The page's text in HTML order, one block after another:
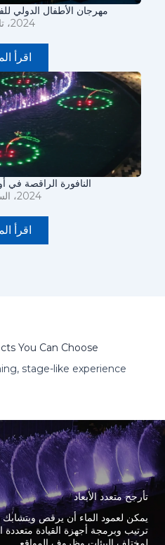
مهرجان الأطفال الدولي
2024، تايوان
اقرأ المزيد
النافورة الراقصة في
2024، السعودية
اقرأ المزيد
You Can Choose
stage-like experience.
تأرجح متعدد الأبعاد
يمكن لعمود الماء أن يرقص ويتشابك